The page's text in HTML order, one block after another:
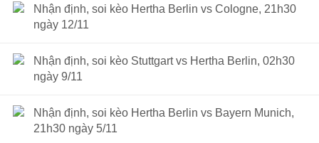
Nhận định, soi kèo Hertha Berlin vs Cologne, 21h30
ngày 12/11
Nhận định, soi kèo Stuttgart vs Hertha Berlin, 02h30
ngày 9/11
Nhận định, soi kèo Hertha Berlin vs Bayern Munich,
21h30 ngày 5/11